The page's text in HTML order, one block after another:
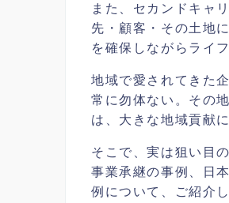
また、セカンドキャ
先・顧客・その土地
を確保しながらライ
地域で愛されてきた
常に勿体ない。その
は、大きな地域貢献
そこで、実は狙い目
事業承継の事例、日
例について、ご紹介し